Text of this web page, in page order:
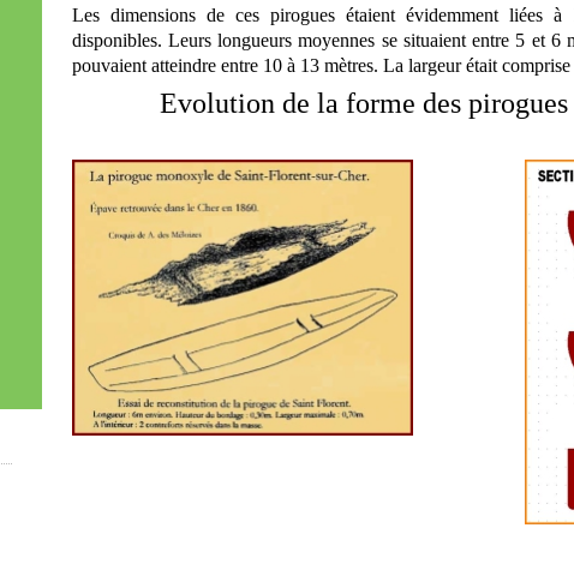
Les dimensions de ces pirogues étaient évidemment liées
disponibles. Leurs longueurs moyennes se situaient entre 5 et 6
pouvaient atteindre entre 10 à 13 mètres. La largeur était
Evolution de la forme des